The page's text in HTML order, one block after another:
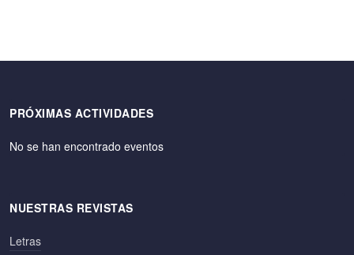
PRÓXIMAS ACTIVIDADES
No se han encontrado eventos
NUESTRAS REVISTAS
Letras